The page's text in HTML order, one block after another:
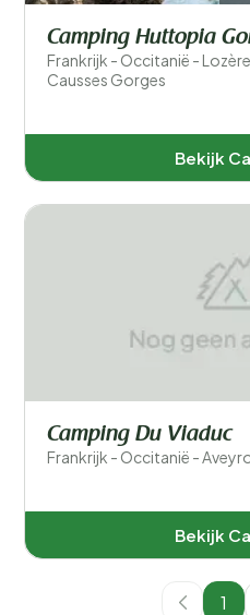
Camping Huttopia
Frankrijk - Occitanië -
Causses Gorges
Bekijk
Camping Du Viaduc
Frankrijk - Occitanië -
Bekijk
1